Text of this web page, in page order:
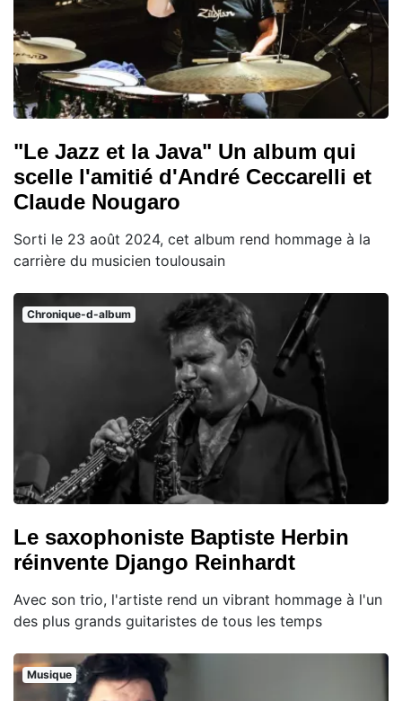
"Le Jazz et la Java" Un album qui
scelle l'amitié d'André Ceccarelli et
Claude Nougaro
Sorti le 23 août 2024, cet album rend hommage à la
carrière du musicien toulousain
Chronique-d-album
Le saxophoniste Baptiste Herbin
réinvente Django Reinhardt
Avec son trio, l'artiste rend un vibrant hommage à l'un
des plus grands guitaristes de tous les temps
Musique